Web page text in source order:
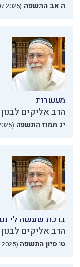
ה אב התשפה (30.07.2025)
מעשרות
הרב אליקים לבנון
יג תמוז התשפה (09.07.2025)
ברכת שעשה לי
הרב אליקים לבנון
טו סיון התשפה (11.06.2025)